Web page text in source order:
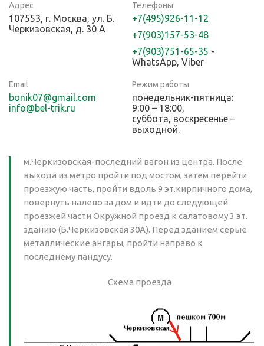
Адрес
107553, г. Москва, ул. Б.
Черкизовская, д. 30 А
Телефоны
+7(495)926-11-12
+7(903)157-53-48
+7(903)751-65-35 -
WhatsApp, Viber
Email
bonik07@gmail.com
info@bel-trik.ru
Режим работы
понедельник-пятница:
9:00 – 18:00,
суббота, воскресенье –
выходной.
м.Черкизовская-последний вагон из центра. После
выхода из метро пройти под мостом, затем перейти
проезжую часть, пройти вдоль 9 эт.кирпичного дома,
повернуть налево за дом и идти до следующей
проезжей части Окружной проезд к салатовому 3 эт.
зданию (Б.Черкизовская 30А). Перед зданием серые
металлические ангары, пройти направо к
последнему пандусу.
Схема проезда